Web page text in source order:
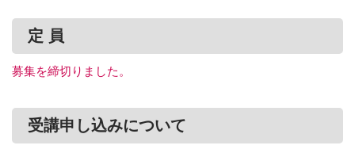
定 員
募集を締切りました。
受講申し込みについて